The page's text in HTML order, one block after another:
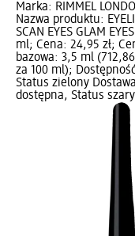
Marka: RIMMEL
Nazwa produktu:
SCAN EYES GLAM
ml; Cena: 24,95 zł;
bazowa: 3,5 ml (712,86
za 100 ml);
Status zielony Dostawa
dostępna, Status szary